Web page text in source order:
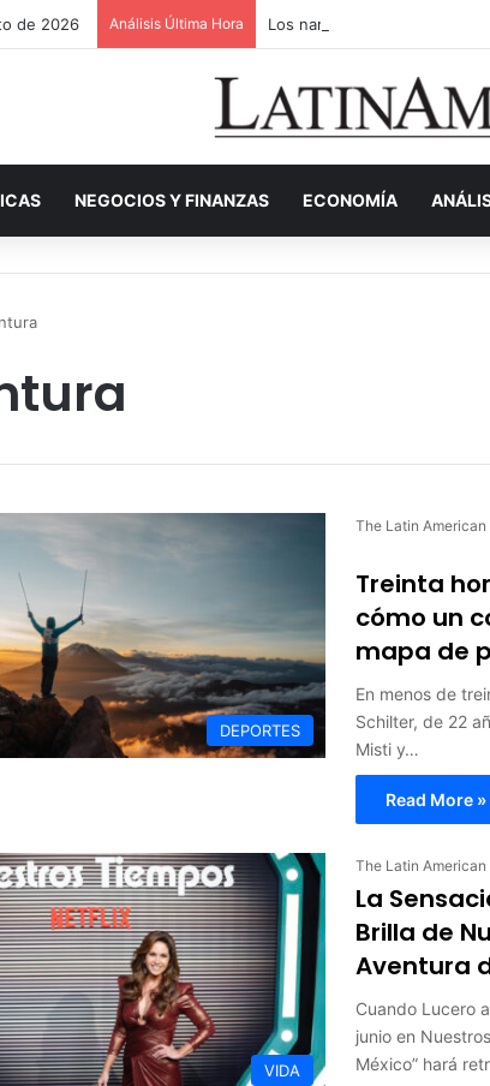
de 2026 Análisis Última Hora Los narcos invisibles de
NEGOCIOS Y FINANZAS ECONOMÍA
DEPORTES
The Latin
Treinta
cómo un
mapa de
En menos de
Schilter, de 22
Misti y…
Read More »
VIDA
The Latin
La
Brilla de
Aventura
Cuando Lucero
junio en
México” hará